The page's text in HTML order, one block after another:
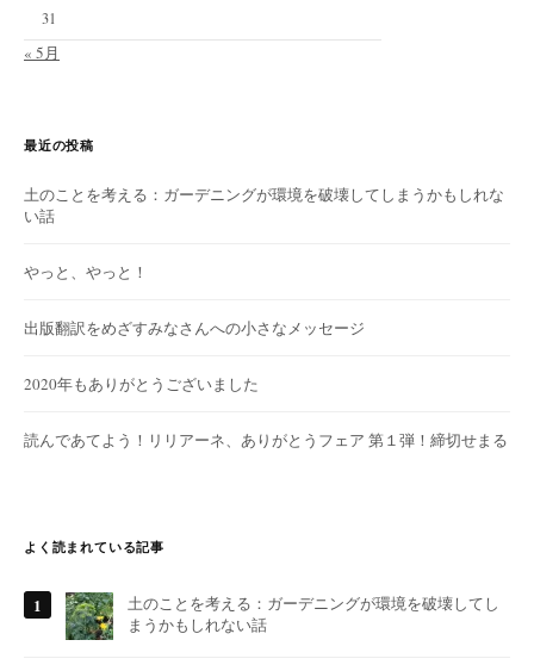
31
« 5月
最近の投稿
土のことを考える：ガーデニングが環境を破壊してしまうかもしれな
い話
やっと、やっと！
出版翻訳をめざすみなさんへの小さなメッセージ
2020年もありがとうございました
読んであてよう！リリアーネ、ありがとうフェア 第１弾！締切せまる
よく読まれている記事
土のことを考える：ガーデニングが環境を破壊してし
まうかもしれない話